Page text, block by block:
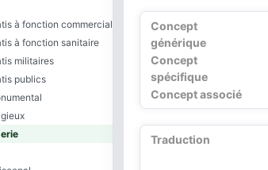
à fonction commerciale ou de production
à fonction sanitaire
militaires
publics
Concept
générique
Concept
spécifique
Concept associé
Traduction